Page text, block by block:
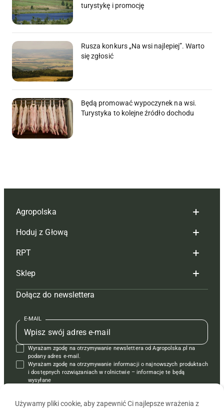
turystykę i promocję
Rusza konkurs „Na wsi najlepiej”. Warto
się zgłosić
Będą promować wypoczynek na wsi.
Turystyka to kolejne źródło dochodu
Agropolska
Redakcja
Reklama
Tagi
Mapa serwisu
Kontakt
Regulamin
Polityka prywatności
Hoduj z Głową
Hoduj z głową bydło
Hoduj z głową świnie
Prenumerata
Redakcja
Kontakt
Reklama
RPT
Redakcja
Prenumerata
Reklama
Kontakt
Krzyżówki
Sklep
Czasopisma i prenumerata
Książki
Regulamin
Dołącz do newslettera
E-MAIL
Wyrażam zgodę na otrzymywanie newslettera od Agropolska.pl na
podany adres e-mail.
Wyrażam zgodę na otrzymywanie informacji o najnowszych produktach
i dostępnych rozwiązaniach w rolnictwie – informacje te będą
wysyłane
Używamy pliki cookie, aby zapewnić Ci najlepsze wrażenia z